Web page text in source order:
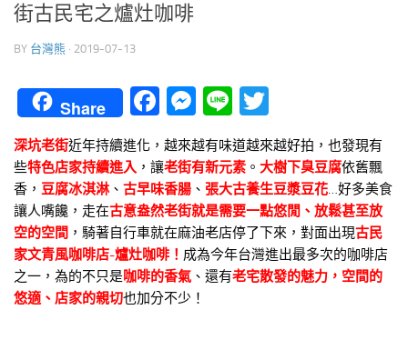
街古民宅之爐灶咖啡
BY 台灣熊 · 2019-07-13
Share Facebook
Messenger
Line
深坑老街近年持續進化，越來越有味道越來越好拍，也發現有
些特色店家持續進入 ，讓老街有新元素 。 大樹下臭豆腐依舊飄
香， 豆腐冰淇淋 、 古早味香腸 、 張大古養生豆漿豆花…好多美食
讓人嘴饞，走在古意盎然老街就是需要一點悠閒、放鬆甚至放
空的空間 ，騎著自行車就在麻油老店停了下來，對面出現古民
家文青風咖啡店-爐灶咖啡！ 成為今年台灣進出最多次的咖啡店
之一，為的不只是咖啡的香氣 、還有老宅散發的魅力，空間的
悠適、店家的親切也加分不少！